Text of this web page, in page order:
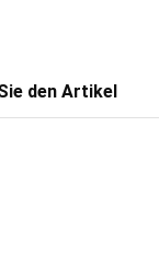
den Artikel